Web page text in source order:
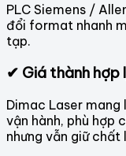
PLC Siemens /
đổi format nhanh
tạp.
✔ Giá thành hợp
Dimac Laser mang
vận hành, phù hợp
nhưng vẫn giữ